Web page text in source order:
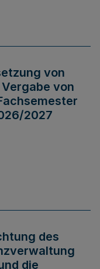
von
von
2027
des
die